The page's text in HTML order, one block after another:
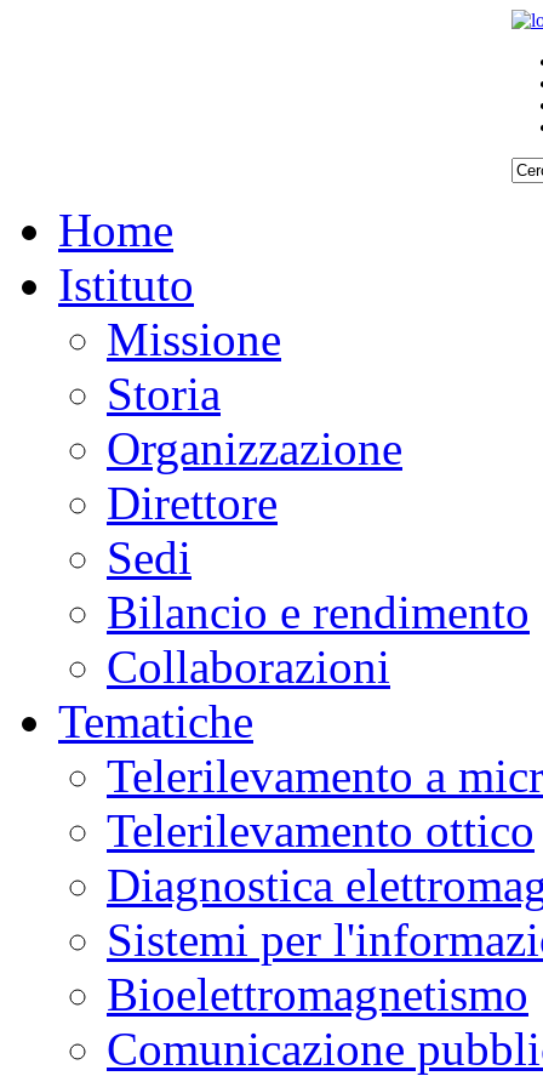
Home
Istituto
Missione
Storia
Organizzazione
Direttore
Sedi
Bilancio e rendimento
Collaborazioni
Tematiche
Telerilevamento a
Telerilevamento ottico
Diagnostica
Sistemi per
Bioelettromagnetismo
Comunicazione